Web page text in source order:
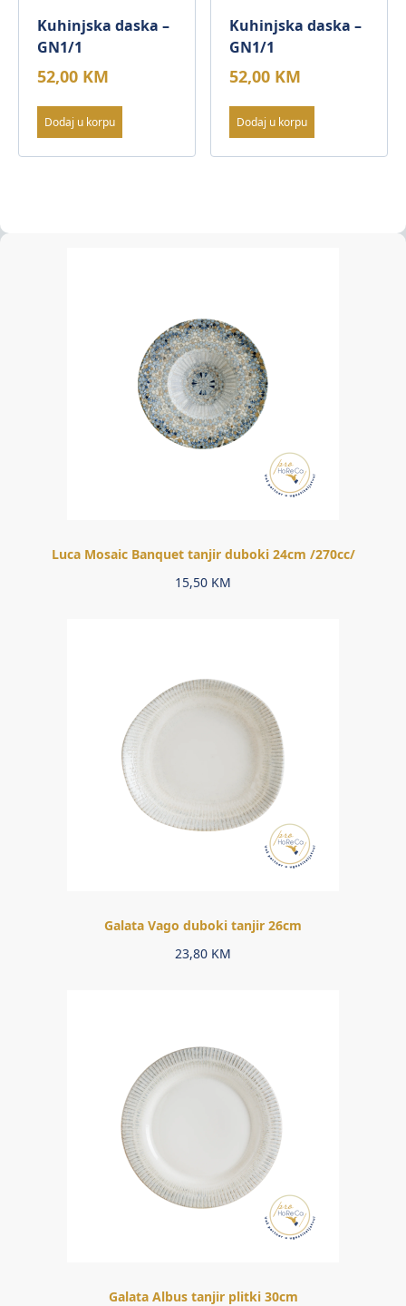
Kuhinjska daska –
GN1/1
52,00 KM
Dodaj u korpu
Kuhinjska daska –
GN1/1
52,00 KM
Dodaj u korpu
Luca Mosaic Banquet tanjir duboki 24cm /270cc/
15,50 KM
Galata Vago duboki tanjir 26cm
23,80 KM
Galata Albus tanjir plitki 30cm